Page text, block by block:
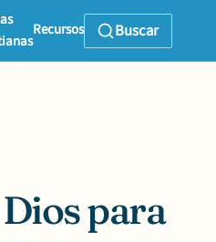
Recursos Buscar
para